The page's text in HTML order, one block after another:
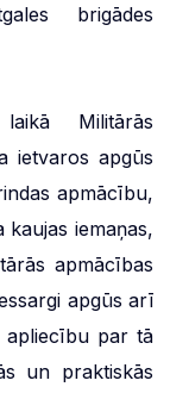
brigādes
Militārās
ietvaros apgūs
apmācību,
iemaņas,
apmācības
apgūs arī
apliecību par tā
un praktiskās